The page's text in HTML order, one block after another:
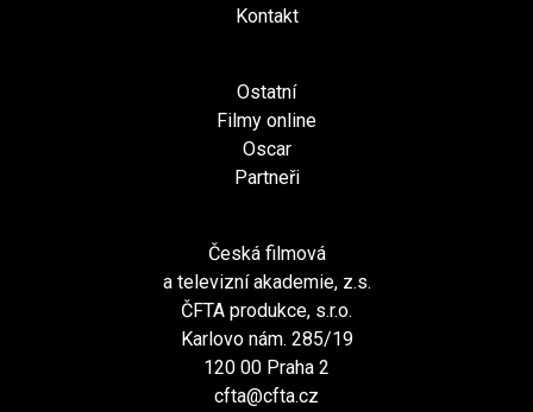
Kontakt
Ostatní
Filmy online
Oscar
Partneři
Česká filmová
a televizní akademie, z.s.
ČFTA produkce, s.r.o.
Karlovo nám. 285/19
120 00 Praha 2
cfta@cfta.cz